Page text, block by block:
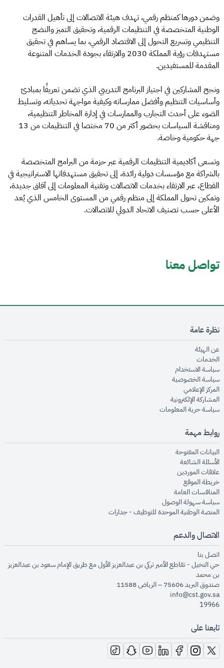
وضمن دورها كمنظم رقمي، تهدف هيئة الاتصالات إلى تأهيل القدرات
الوطنية المتخصصة في التنظيمات الرقمية، وتحقيق التميز والنضج
التنظيمي وتسريع التحول إلى الاقتصاد الرقمي، بما يساهم في تحقيق
مستهدفات رؤية المملكة 2030 والارتقاء بجودة الخدمات المتنوعة
المقدمة للمستفيدين.
ونجح المشاركين في اجتياز البرنامج التدريبي الذي تضمن تعريفًا بمبادئ
وأساسيات التنظيم وأفضل ممارساته وكيفية مواجهة تحدياته، وتسليط
الضوء على أحدث التجارب والممارسات في إدارة المخاطر التنظيمية،
ومناقشة السياسات بحضور أكثر من 70 مختصا في التنظيمات من 13
جهة حكومية وخاصة.
وتسعى أكاديمية التنظيمات الرقمية عبر حزمة من البرامج المتخصصة
بالشراكة مع مؤسسات دولية رائدة، إلى تحقيق مستهدفاتها الاستراتيجية في
القطاع، عبر الارتقاء بخدمات الاتصالات وتقنية المعلومات إلى آفاق جديدة،
وتمكين تحول المملكة إلى منظم رقمي من المستوى الخامس الذي يُعد
الأعلى حسب تصنيف الاتحاد الدولي للاتصالات.
تواصل معنا
نظرة عامة
عن الهيئةopens in new window
الخدماتopens in new window
سياسة الاستخدام
سياسة الخصوصيةopens in new window
المركز الإعلاميopens in new window
المشاركة الإلكترونيةopens in new window
سياسة حرية المعلوماتopens in new window
روابط مهمة
البيانات المفتوحةopens in new window
الأسئلة الشائعةopens in new window
علاقات الموردينopens in new window
خريطة الموقعopens in new window
المنافسات العامةopens in new window
سياسة سهولة الوصولopens in new window
المنصة الوطنية الموحدة للتوظيف - جداراتopens in new window
الاتصال والدعم
اتصل بنا
حي النخيل - تقاطع الأمير تركي بن عبدالعزيز الأول مع طريق الإمام سعود بن عبدالعزيز
بن محمد
صندوق البريد 75606 – الرياض 11588
info@cst.gov.sa
19966
تابعنا على
opens in new window
opens in new window
opens in new window
opens in new window
opens in new window
opens in new window
opens in new window